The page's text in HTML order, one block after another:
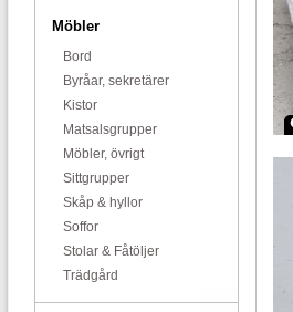
Möbler
Bord
Byråar, sekretärer
Kistor
Matsalsgrupper
Möbler, övrigt
Sittgrupper
Skåp & hyllor
Soffor
Stolar & Fåtöljer
Trädgård